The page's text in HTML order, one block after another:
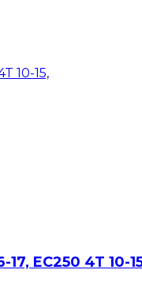
EC250 4T 10-